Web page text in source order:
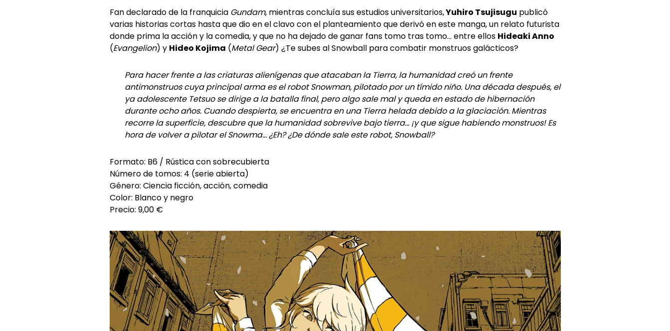
Fan declarado de la franquicia Gundam, mientras concluía sus estudios universitarios,Yuhiro Tsujisugu publicó
varias historias cortas hasta que dio en el clavo con el planteamiento que derivó en este manga, un relato futurista
donde prima la acción y la comedia, y que no ha dejado de ganar fans tomo tras tomo... entre ellos Hideaki Anno
(Evangelion) y Hideo Kojima (Metal Gear) ¿Te subes al Snowball para combatir monstruos galácticos?
Para hacer frente a las criaturas alienígenas que atacaban la Tierra, la humanidad creó un frente
antimonstruos cuya principal arma es el robot Snowman, pilotado por un tímido niño. Una década después, el
ya adolescente Tetsuo se dirige a la batalla final, pero algo sale mal y queda en estado de hibernación
durante ocho años. Cuando despierta, se encuentra en una Tierra helada debido a la glaciación. Mientras
recorre la superficie, descubre que la humanidad sobrevive bajo tierra... ¡y que sigue habiendo monstruos! Es
hora de volver a pilotar el Snowma... ¿Eh? ¿De dónde sale este robot, Snowball?
Formato: B6 / Rústica con sobrecubierta
Número de tomos: 4 (serie abierta)
Género: Ciencia ficción, acción, comedia
Color: Blanco y negro
Precio: 9,00 €